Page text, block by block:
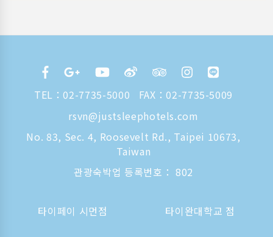
TEL： 02-7735-5000
FAX：02-7735-5009
rsvn@justsleephotels.com
No. 83, Sec. 4, Roosevelt Rd., Taipei 10673,
Taiwan
관광숙박업 등록번호： 802
타이페이 시먼점 타이완대학교 점